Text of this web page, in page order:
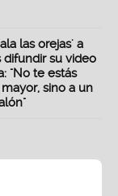
las orejas' a
difundir su video
"No te estás
sino a un